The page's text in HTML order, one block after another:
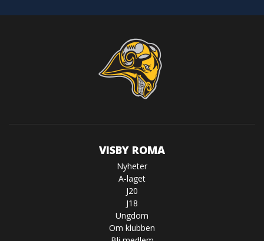
VISBY ROMA
Nyheter
A-laget
J20
J18
Ungdom
Om klubben